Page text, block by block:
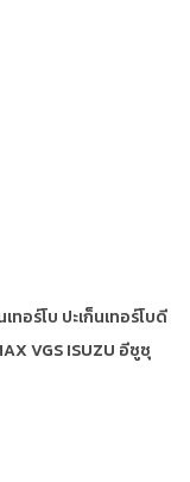
เทอร์โบ ปะเก็นเทอร์โบดี
VGS ISUZU อีซูซุ